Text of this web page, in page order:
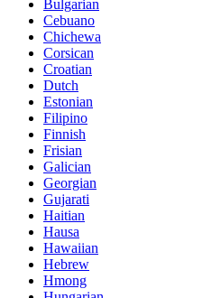
Bulgarian
Cebuano
Chichewa
Corsican
Croatian
Dutch
Estonian
Filipino
Finnish
Frisian
Galician
Georgian
Gujarati
Haitian
Hausa
Hawaiian
Hebrew
Hmong